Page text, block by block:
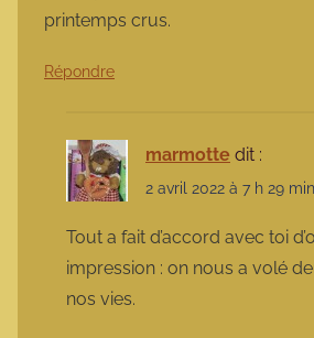
printemps crus.
Répondre
marmotte dit :
2 avril 2022 à 7 h 29 min
Tout a fait d’accord avec toi
impression : on nous a volé
nos vies.